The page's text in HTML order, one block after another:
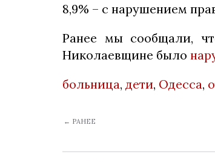
8,9% – с нарушением
Ранее мы сообщали,
Николаевщине было
больница, дети, Одесса,
← РАНЕЕ